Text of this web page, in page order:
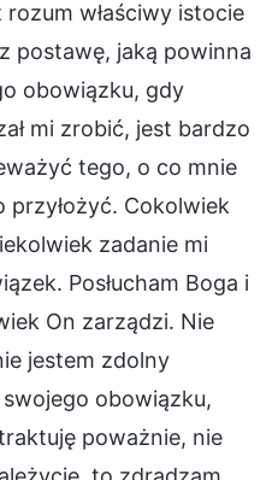
właściwy istocie
postawę, jaką powinna
obowiązku, gdy
mi zrobić, jest bardzo
tego, o co mnie
przyłożyć. Cokolwiek
zadanie mi
Posłucham Boga i
On zarządzi. Nie
jestem zdolny
obowiązku,
poważnie, nie